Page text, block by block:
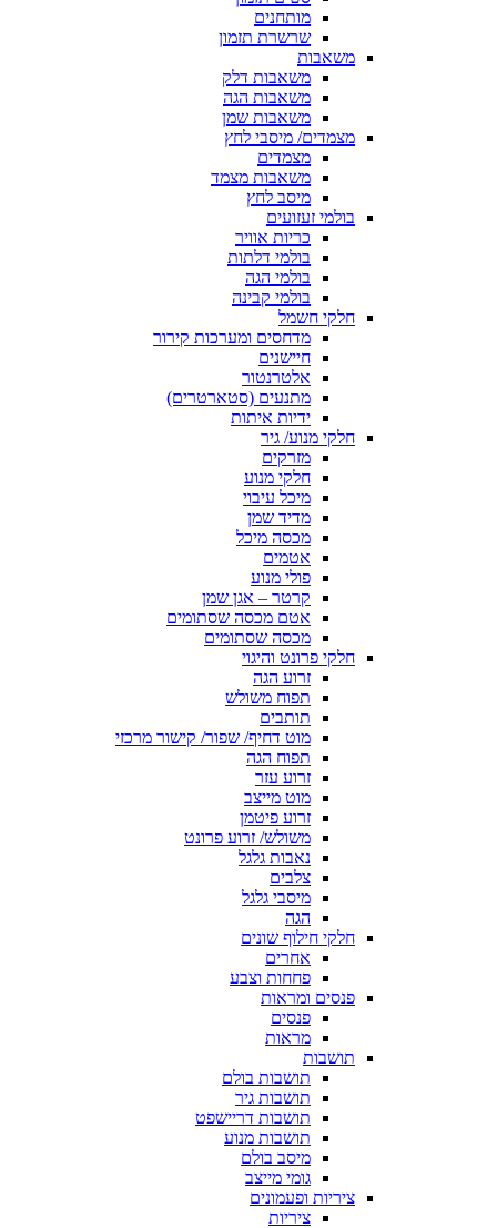
מותחנים
שרשרת תזמון
משאבות
משאבות דלק
משאבות הגה
משאבות שמן
מצמדים/ מיסבי לחץ
מצמדים
משאבות מצמד
מיסב לחץ
בולמי זעזועים
כריות אוויר
בולמי דלתות
בולמי הגה
בולמי קבינה
חלקי חשמל
מדחסים ומערכות קירור
חיישנים
אלטרנטור
מתנעים (סטארטרים)
ידיות איתות
חלקי מנוע/ גיר
מזרקים
חלקי מנוע
מיכל עיבוי
מדיד שמן
מכסה מיכל
אטמים
פולי מנוע
קרטר – אגן שמן
אטם מכסה שסתומים
מכסה שסתומים
חלקי פרונט והיגוי
זרוע הגה
תפוח משולש
תותבים
מוט דחיף/ שפור/ קישור מרכזי
תפוח הגה
זרוע עזר
מוט מייצב
זרוע פיטמן
משולש/ זרוע פרונט
נאבות גלגל
צלבים
מיסבי גלגל
הגה
חלקי חילוף שונים
אחרים
פחחות וצבע
פנסים ומראות
פנסים
מראות
תושבות
תושבות בולם
תושבות גיר
תושבות דריישפט
תושבות מנוע
מיסב בולם
גומי מייצב
ציריות ופעמונים
ציריות